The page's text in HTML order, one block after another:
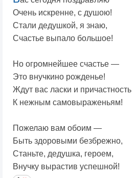
Очень искренне, с душою!
Стали дедушкой, я знаю,
Счастье выпало большое!
Но огромнейшее счастье —
Это внучкино рожденье!
Ждут вас ласки и причастность
К нежным самовыраженьям!
Пожелаю вам обоим —
Быть здоровыми безбрежно,
Станьте, дедушка, героем,
Внучку вырастив успешной!